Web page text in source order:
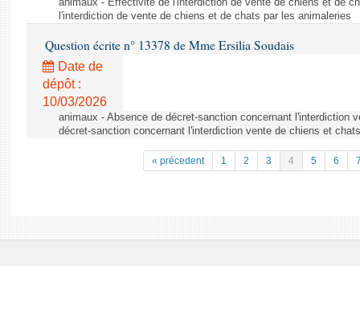
animaux - Effectivité de l'interdiction de vente de chiens et de
l'interdiction de vente de chiens et de chats par les animaleries
Question écrite n° 13378 de Mme Ersilia Soudais
Date de
dépôt :
10/03/2026
animaux - Absence de décret-sanction concernant l'interdiction
décret-sanction concernant l'interdiction vente de chiens et chats
« précedent 1 2 3 4 5 6